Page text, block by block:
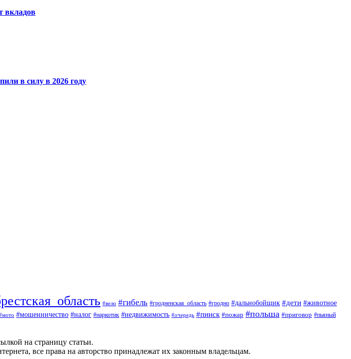
вкладов
в силу в 2026 году
#вело #гибель #гродненская_область #гродно #дальнобойщик #дети #животное
#мошенничество #налог #наркотик #недвижимость #очередь #пинск #пожар #польша #приговор #пьяный
на страницу статьи.
все права на авторство принадлежат их законным владельцам.